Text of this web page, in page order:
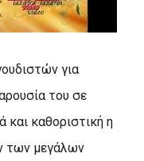
για
του σε
και καθοριστική η
των μεγάλων